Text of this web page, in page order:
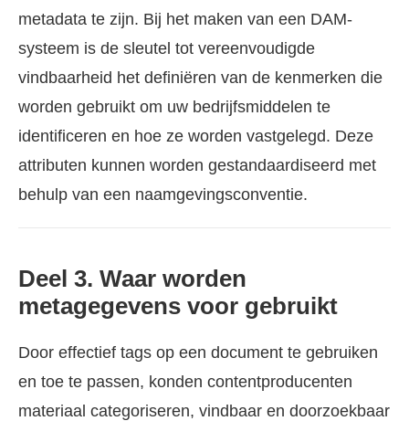
metadata te zijn. Bij het maken van een DAM-
systeem is de sleutel tot vereenvoudigde
vindbaarheid het definiëren van de kenmerken die
worden gebruikt om uw bedrijfsmiddelen te
identificeren en hoe ze worden vastgelegd. Deze
attributen kunnen worden gestandaardiseerd met
behulp van een naamgevingsconventie.
Deel 3. Waar worden
metagegevens voor gebruikt
Door effectief tags op een document te gebruiken
en toe te passen, konden contentproducenten
materiaal categoriseren, vindbaar en doorzoekbaar